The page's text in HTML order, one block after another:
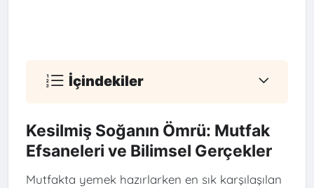
İçindekiler
Kesilmiş Soğanın Ömrü: Mutfak
Efsaneleri ve Bilimsel Gerçekler
Mutfakta yemek hazırlarken en sık karşılaşılan